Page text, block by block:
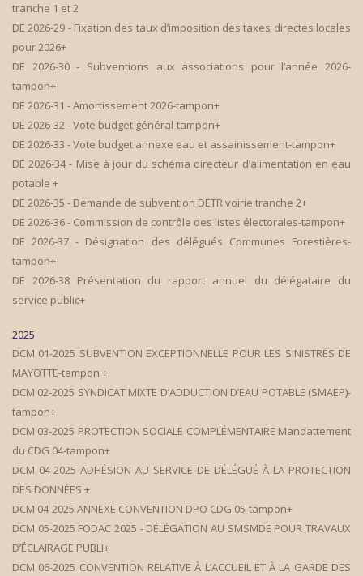
tranche 1 et 2
DE 2026-29 - Fixation des taux d’imposition des taxes directes locales
pour 2026+
DE 2026-30 - Subventions aux associations pour l’année 2026-
tampon+
DE 2026-31 - Amortissement 2026-tampon+
DE 2026-32 - Vote budget général-tampon+
DE 2026-33 - Vote budget annexe eau et assainissement-tampon+
DE 2026-34 - Mise à jour du schéma directeur d’alimentation en eau
potable +
DE 2026-35 - Demande de subvention DETR voirie tranche 2+
DE 2026-36 - Commission de contrôle des listes électorales-tampon+
DE 2026-37 - Désignation des délégués Communes Forestières-
tampon+
DE 2026-38 Présentation du rapport annuel du délégataire du
service public+
2025
DCM 01-2025 SUBVENTION EXCEPTIONNELLE POUR LES SINISTRÉS DE
MAYOTTE-tampon +
DCM 02-2025 SYNDICAT MIXTE D’ADDUCTION D’EAU POTABLE (SMAEP)-
tampon+
DCM 03-2025 PROTECTION SOCIALE COMPLÉMENTAIRE Mandattement
du CDG 04-tampon+
DCM 04-2025 ADHÉSION AU SERVICE DE DÉLÉGUÉ À LA PROTECTION
DES DONNÉES +
DCM 04-2025 ANNEXE CONVENTION DPO CDG 05-tampon+
DCM 05-2025 FODAC 2025 - DÉLÉGATION AU SMSMDE POUR TRAVAUX
D’ÉCLAIRAGE PUBLI+
DCM 06-2025 CONVENTION RELATIVE À L’ACCUEIL ET À LA GARDE DES